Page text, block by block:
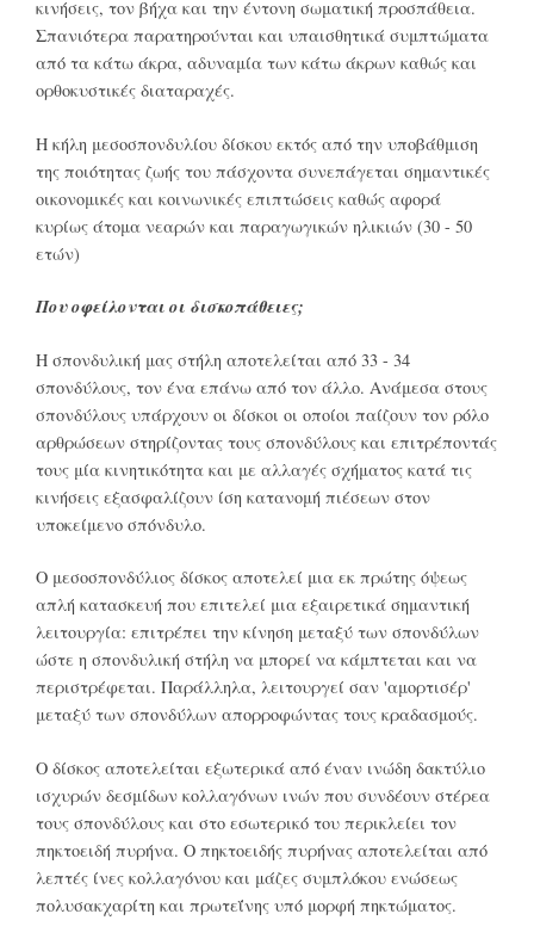
κινήσεις, τον βήχα και την έντονη σωματική προσπάθεια.
Σπανιότερα παρατηρούνται και υπαισθητικά συμπτώματα
από τα κάτω άκρα, αδυναμία των κάτω άκρων καθώς και
ορθοκυστικές διαταραχές.
Η κήλη μεσοσπονδυλίου δίσκου εκτός από την υποβάθμιση
της ποιότητας ζωής του πάσχοντα συνεπάγεται σημαντικές
οικονομικές και κοινωνικές επιπτώσεις καθώς αφορά
κυρίως άτομα νεαρών και παραγωγικών ηλικιών (30 - 50
ετών)
Που οφείλονται οι δισκοπάθειες;
Η σπονδυλική μας στήλη αποτελείται από 33 - 34
σπονδύλους, τον ένα επάνω από τον άλλο. Ανάμεσα στους
σπονδύλους υπάρχουν οι δίσκοι οι οποίοι παίζουν τον ρόλο
αρθρώσεων στηρίζοντας τους σπονδύλους και επιτρέποντάς
τους μία κινητικότητα και με αλλαγές σχήματος κατά τις
κινήσεις εξασφαλίζουν ίση κατανομή πιέσεων στον
υποκείμενο σπόνδυλο.
Ο μεσοσπονδύλιος δίσκος αποτελεί μια εκ πρώτης όψεως
απλή κατασκευή που επιτελεί μια εξαιρετικά σημαντική
λειτουργία: επιτρέπει την κίνηση μεταξύ των σπονδύλων
ώστε η σπονδυλική στήλη να μπορεί να κάμπτεται και να
περιστρέφεται. Παράλληλα, λειτουργεί σαν 'αμορτισέρ'
μεταξύ των σπονδύλων απορροφώντας τους κραδασμούς.
Ο δίσκος αποτελείται εξωτερικά από έναν ινώδη δακτύλιο
ισχυρών δεσμίδων κολλαγόνων ινών που συνδέουν στέρεα
τους σπονδύλους και στο εσωτερικό του περικλείει τον
πηκτοειδή πυρήνα. O πηκτοειδής πυρήνας αποτελείται από
λεπτές ίνες κολλαγόνου και μάζες συμπλόκου ενώσεως
πολυσακχαρίτη και πρωτεΐνης υπό μορφή πηκτώματος.